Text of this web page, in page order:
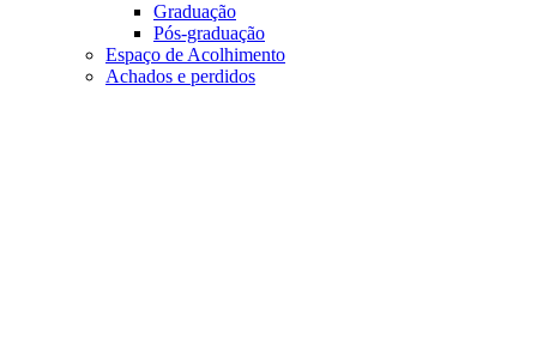
Graduação
Pós-graduação
Espaço de Acolhimento
Achados e perdidos